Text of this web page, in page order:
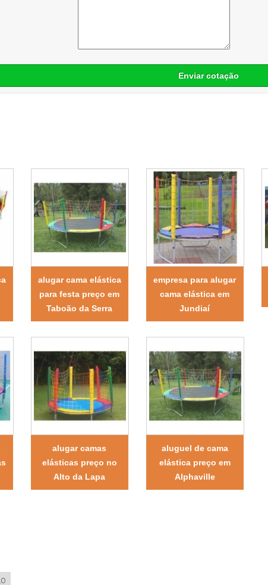
Enviar cotação
alugar cama elástica
para festa preço em
Taboão da Serra
empresa para alugar
cama elástica em
Jundiaí
alugar camas
elásticas preço no
Alto da Lapa
aluguel de cama
elástica preço em
Alphaville